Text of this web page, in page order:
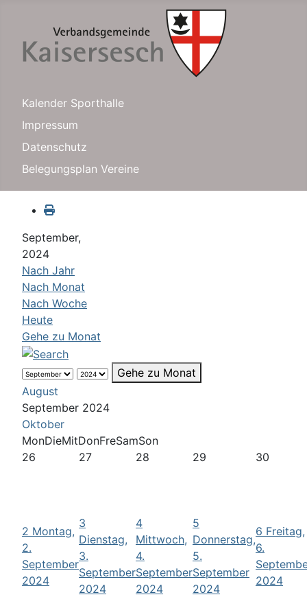
Kalender Sporthalle
Impressum
Datenschutz
Belegungsplan Vereine
September,
2024
Nach Jahr
Nach Monat
Nach Woche
Heute
Gehe zu Monat
Gehe zu Monat
August
September 2024
Oktober
MonDieMitDonFreSamSon
26
27 28 29 30
2 Montag,
2.
September
2024
3
Dienstag,
3.
September
2024
4
Mittwoch,
4.
September
2024
5
Donnerstag,
5.
September
2024
6 Freitag,
6.
2024